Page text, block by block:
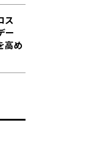
ス
ー
高め